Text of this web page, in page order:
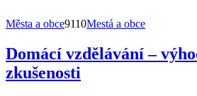
Města a obce9110Mestá a obce
Domácí vzdělávání –
zkušenosti